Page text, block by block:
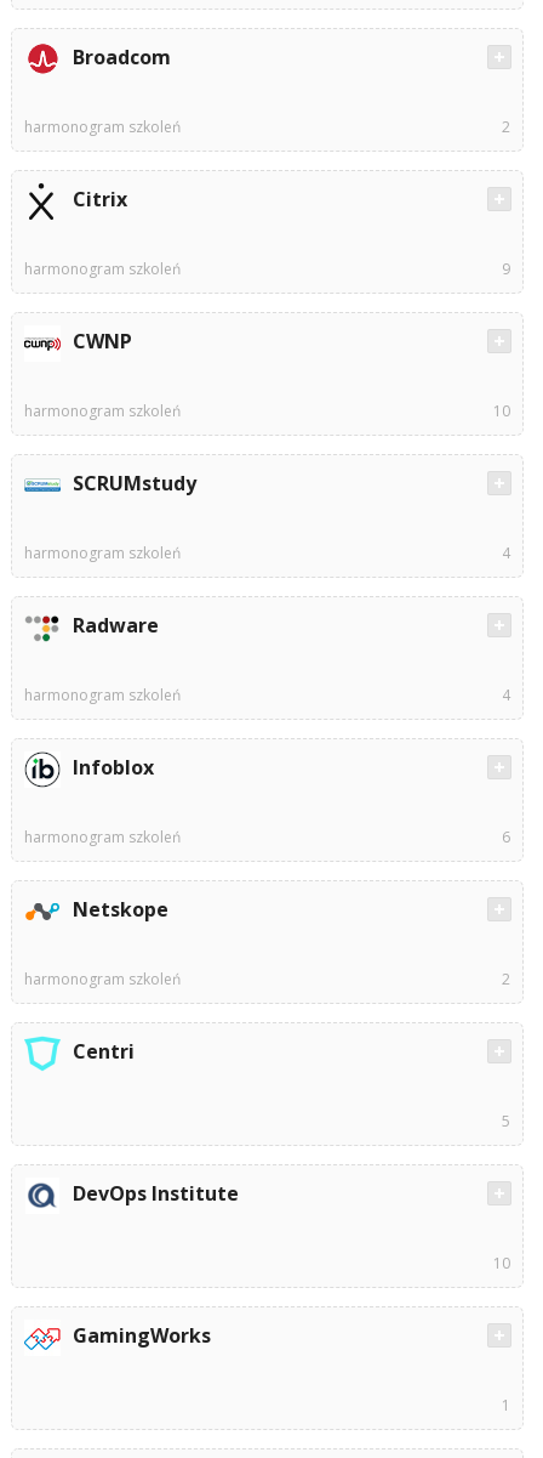
Broadcom
harmonogram szkoleń 2
Citrix
harmonogram szkoleń 9
CWNP
harmonogram szkoleń 10
SCRUMstudy
harmonogram szkoleń 4
Radware
harmonogram szkoleń 4
Infoblox
harmonogram szkoleń 6
Netskope
harmonogram szkoleń 2
Centri
5
DevOps Institute
10
GamingWorks
1